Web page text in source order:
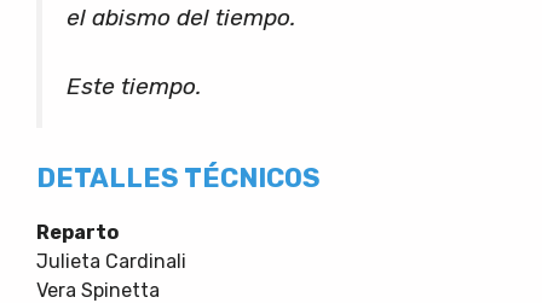
el abismo del tiempo.
Este tiempo.
DETALLES TÉCNICOS
Reparto
Julieta Cardinali
Vera Spinetta